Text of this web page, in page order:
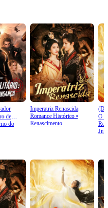
de
do
Imperatriz Renascida
Romance Histórico⦁
Renascimento
O